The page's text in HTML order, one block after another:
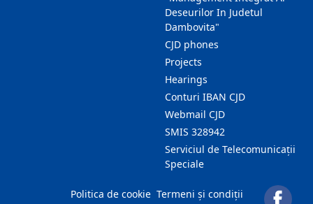
Deseurilor In Judetul
Dambovita"
CJD phones
Projects
Hearings
Conturi IBAN CJD
Webmail CJD
SMIS 328942
Serviciul de Telecomunicații
Speciale
Politica de cookie Termeni și condiții